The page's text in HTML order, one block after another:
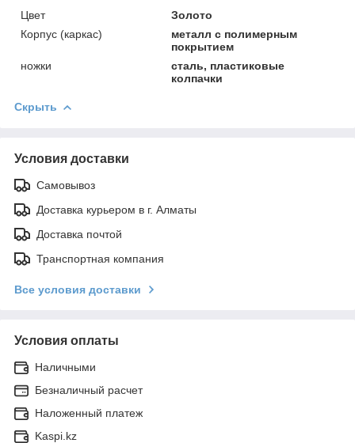
Цвет
Золото
Корпус (каркас)
металл с полимерным
покрытием
ножки
сталь, пластиковые
колпачки
Скрыть
Условия доставки
Самовывоз
Доставка курьером в г. Алматы
Доставка почтой
Транспортная компания
Все условия доставки
Условия оплаты
Наличными
Безналичный расчет
Наложенный платеж
Kaspi.kz